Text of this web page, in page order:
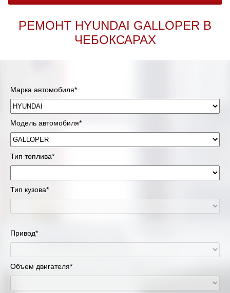
РЕМОНТ HYUNDAI GALLOPER В
ЧЕБОКСАРАХ
Марка автомобиля*
Модель автомобиля*
Тип топлива*
Тип кузова*
Привод*
Объем двигателя*